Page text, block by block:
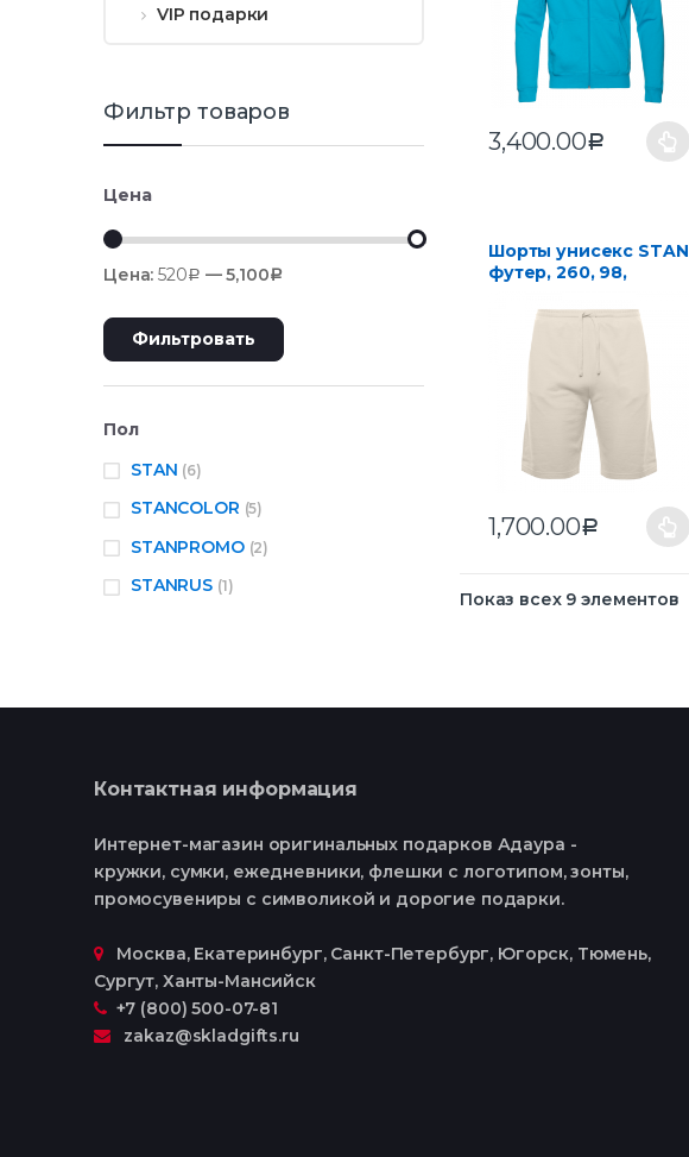
3,400.00Р
Шорты унисекс STAN
футер, 260, 98,
1,700.00Р
Показ всех 9 элементов
VIP подарки
Фильтр товаров
Цена
Фильтровать
Цена:520 Р —5,100 Р
Пол
STAN (6)
STANCOLOR (5)
STANPROMO (2)
STANRUS (1)
Контактная информация
Интернет-магазин оригинальных подарков Адаура -
кружки, сумки, ежедневники, флешки с логотипом, зонты,
промосувениры с символикой и дорогие подарки.
Москва, Екатеринбург, Cанкт-Петербург, Югорск, Тюмень,
Сургут, Ханты-Мансийск
+7 (800) 500-07-81
zakaz@skladgifts.ru